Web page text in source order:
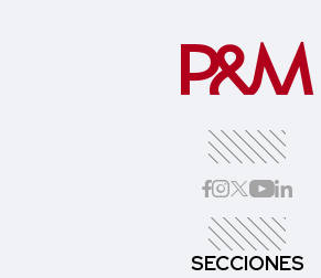
SECCIONES